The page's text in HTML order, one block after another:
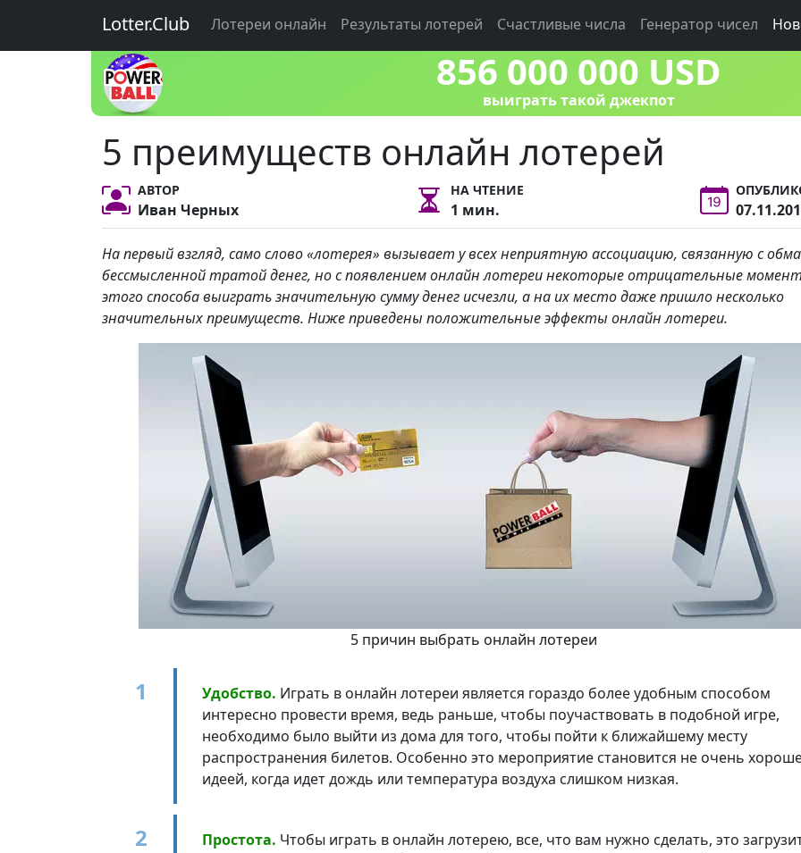
Lotter.Club Лотереи онлайн Результаты лотерей Счастливые числа Генератор чисел
856 000 000 USD
выиграть такой джекпот
5 преимуществ онлайн лотерей
АВТОР
Иван Черных
НА ЧТЕНИЕ
1 мин.
На первый взгляд, само слово «лотерея» вызывает у всех неприятную ассоциацию, связанную с
бессмысленной тратой денег, но с появлением онлайн лотереи некоторые отрицательные
этого способа выиграть значительную сумму денег исчезли, а на их место даже пришло несколько
значительных преимуществ. Ниже приведены положительные эффекты онлайн лотереи.
5 причин выбрать онлайн лотереи
Удобство. Играть в онлайн лотереи является гораздо более удобным способом
интересно провести время, ведь раньше, чтобы поучаствовать в подобной игре,
необходимо было выйти из дома для того, чтобы пойти к ближайшему месту
распространения билетов. Особенно это мероприятие становится не очень
идеей, когда идет дождь или температура воздуха слишком низкая.
Простота. Чтобы играть в онлайн лотерею, все, что вам нужно сделать, это